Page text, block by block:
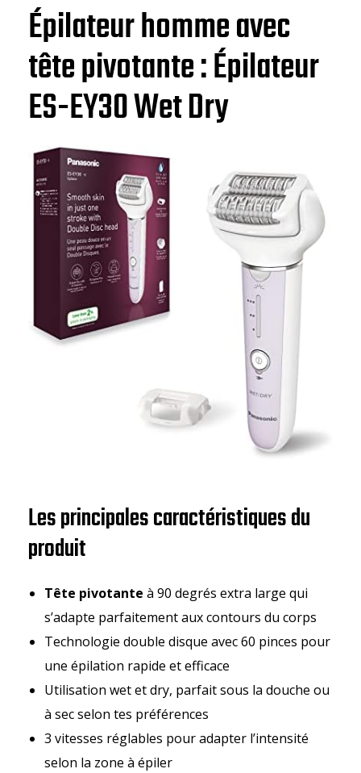
Épilateur homme avec
tête pivotante : Épilateur
ES-EY30 Wet Dry
Les principales caractéristiques du
produit
Tête pivotante à 90 degrés extra large qui
s’adapte parfaitement aux contours du corps
Technologie double disque avec 60 pinces pour
une épilation rapide et efficace
Utilisation wet et dry, parfait sous la douche ou
à sec selon tes préférences
3 vitesses réglables pour adapter l’intensité
selon la zone à épiler